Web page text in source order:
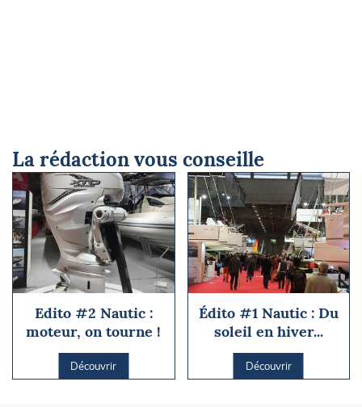
La rédaction vous conseille
Edito #2 Nautic :
moteur, on tourne !
Découvrir
Édito #1 Nautic : Du
soleil en hiver...
Découvrir